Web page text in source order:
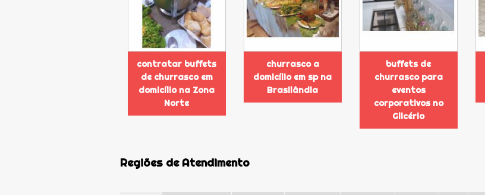
contratar buffets
de churrasco em
domicílio na Zona
Norte
churrasco a
domicílio em sp na
Brasilândia
buffets de
churrasco para
eventos
corporativos no
Glicério
Regiões de Atendimento